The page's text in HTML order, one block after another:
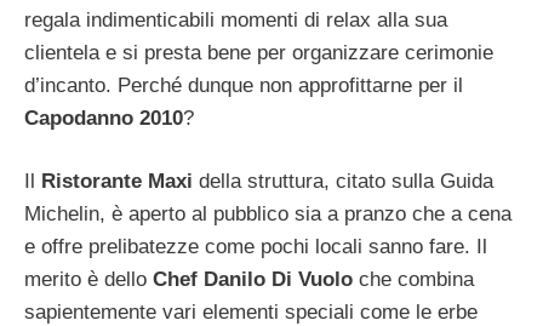
regala indimenticabili momenti di relax alla sua
clientela e si presta bene per organizzare cerimonie
d’incanto. Perché dunque non approfittarne per il
Capodanno 2010?
Ristorante Maxi della struttura, citato sulla Guida
Michelin, è aperto al pubblico sia a pranzo che a cena
e offre prelibatezze come pochi locali sanno fare. Il
merito è dello Chef Danilo Di Vuolo che combina
sapientemente vari elementi speciali come le erbe